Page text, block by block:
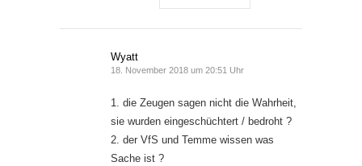
Wyatt
18. November 2018 um 20:51 Uhr
1. die Zeugen sagen nicht die Wahrheit,
sie wurden eingeschüchtert / bedroht ?
2. der VfS und Temme wissen was
Sache ist ?